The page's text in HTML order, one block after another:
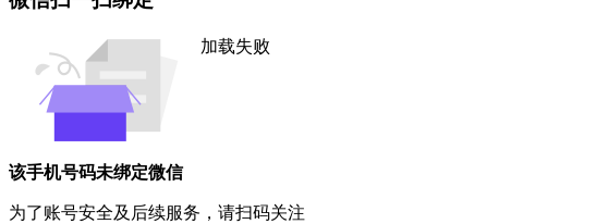
加载失败
该手机号码未绑定微信
为了账号安全及后续服务，请扫码关注